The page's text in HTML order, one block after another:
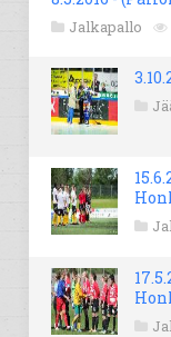
Jalkapallo